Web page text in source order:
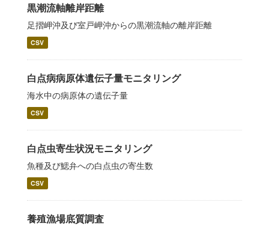
黒潮流軸離岸距離
足摺岬沖及び室戸岬沖からの黒潮流軸の離岸距離
CSV
白点病病原体遺伝子量モニタリング
海水中の病原体の遺伝子量
CSV
白点虫寄生状況モニタリング
魚種及び鰓弁への白点虫の寄生数
CSV
養殖漁場底質調査